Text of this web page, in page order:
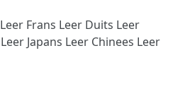
Leer Frans Leer Duits Leer
Leer Japans Leer Chinees Leer